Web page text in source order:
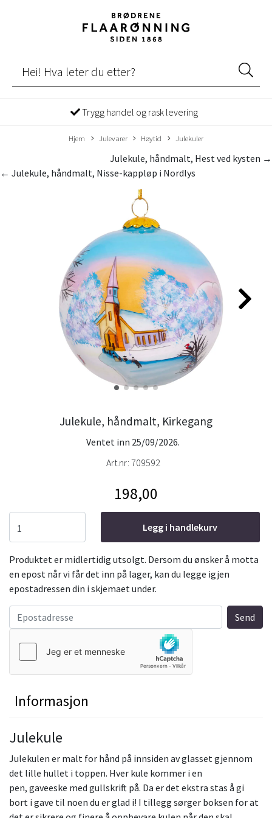
Trygg handel og rask levering
Hjem Julevarer Høytid Julekuler
Julekule, håndmalt, Hest ved kysten →
← Julekule, håndmalt, Nisse-kappløp i Nordlys
Julekule, håndmalt, Kirkegang
Ventet inn 25/09/2026.
Art.nr: 709592
198,00
Legg i handlekurv
Produktet er midlertidig utsolgt. Dersom du ønsker å motta
en epost når vi får det inn på lager, kan du legge igjen
epostadressen din i skjemaet under.
Informasjon
Julekule
Julekulen er malt for hånd på innsiden av glasset gjennom
det lille hullet i toppen. Hver kule kommer i en
pen, gaveeske med gullskrift på. Da er det ekstra stas å gi
bort i gave til noen du er glad i! I tillegg sørger boksen for at